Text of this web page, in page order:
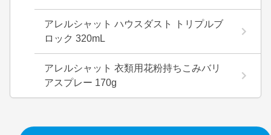
アレルシャット ハウスダスト トリプルブ
ロック 320mL
アレルシャット 衣類用花粉持ちこみバリ
アスプレー 170g